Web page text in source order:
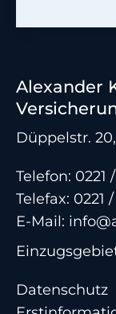
Alexander
Düppelstr.
Telefon: 0221
Telefax: 0221
E-Mail:
Datenschutz